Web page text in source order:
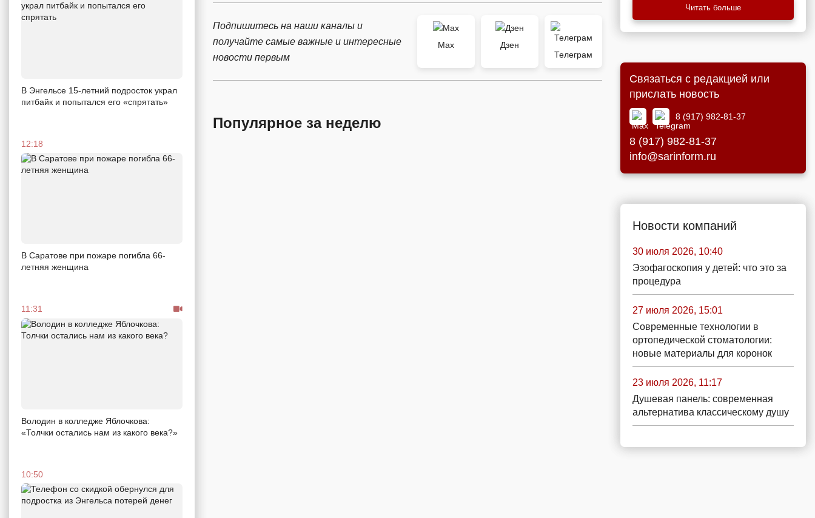
В Энгельсе 15-летний подросток украл
питбайк и попытался его «спрятать»
12:18
В Саратове при пожаре погибла 66-
летняя женщина
11:31
Володин в колледже Яблочкова:
«Толчки остались нам из какого века?»
10:50
Подпишитесь на наши каналы и
получайте самые важные и интересные
новости первым
Max
Дзен
Телеграм
Популярное за неделю
Читать больше
Связаться с редакцией или
прислать новость
8 (917) 982-81-37
8 (917) 982-81-37
info@sarinform.ru
Новости компаний
30 июля 2026, 10:40
Эзофагоскопия у детей: что это за
процедура
27 июля 2026, 15:01
Современные технологии в
ортопедической стоматологии:
новые материалы для коронок
23 июля 2026, 11:17
Душевая панель: современная
альтернатива классическому душу